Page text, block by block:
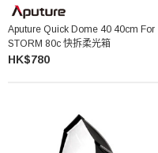
Aputure Quick Dome 40 40cm For
STORM 80c 快拆柔光箱
HK$780